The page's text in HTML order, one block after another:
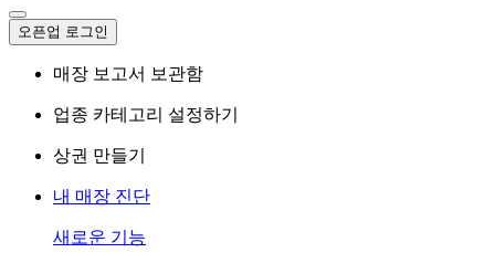
오픈업 로그인
매장 보고서 보관함
업종 카테고리 설정하기
상권 만들기
내 매장 진단
새로운 기능